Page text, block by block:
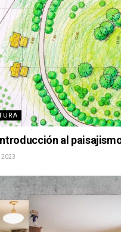
al
2023